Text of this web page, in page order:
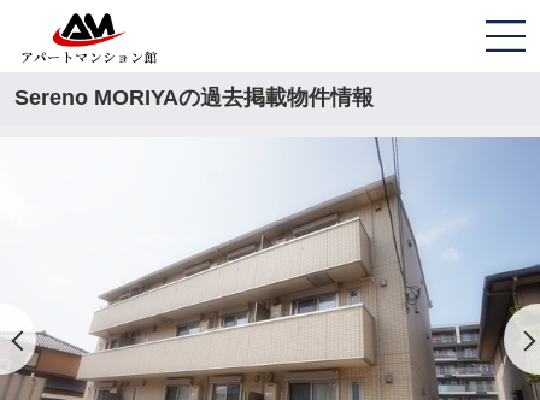
Sereno MORIYAの過去掲載物件情報